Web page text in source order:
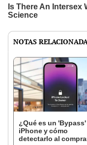
NOTAS
¿Qué es un 'Bypass'
iPhone y cómo
detectarlo al